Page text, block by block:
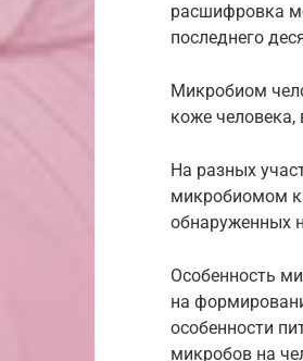
расшифровка
последнего
Микробиом
коже человека,
На разных
микробиомом
обнаруженных
Особенность
на
особенности
микробов на